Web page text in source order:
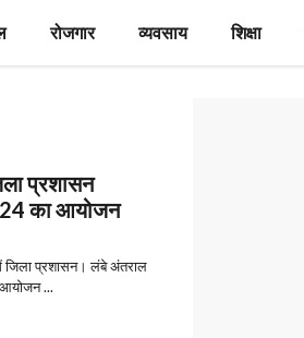
रोजगार व्यवसाय शिक्षा
प्रशासन
का आयोजन
प्रशासन। लंबे अंतराल
...